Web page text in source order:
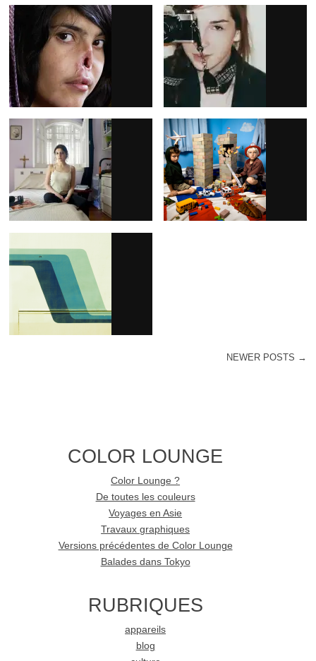
NEWER POSTS →
COLOR LOUNGE
Color Lounge ?
De toutes les couleurs
Voyages en Asie
Travaux graphiques
Versions précédentes de Color Lounge
Balades dans Tokyo
RUBRIQUES
appareils
blog